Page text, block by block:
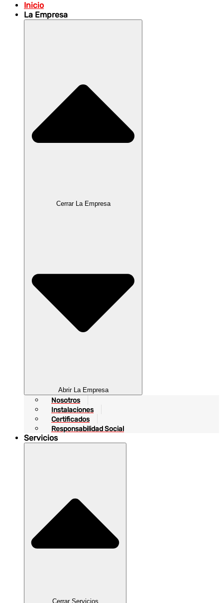
Inicio
La Empresa
Cerrar La Empresa
Abrir La Empresa
Nosotros
Instalaciones
Certificados
Responsabilidad Social
Servicios
Cerrar Servicios